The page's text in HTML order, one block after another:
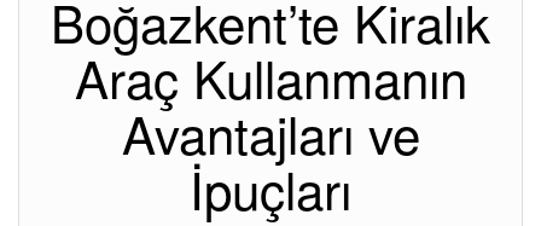
Boğazkent’te Kiralık
Araç Kullanmanın
Avantajları ve
İpuçları